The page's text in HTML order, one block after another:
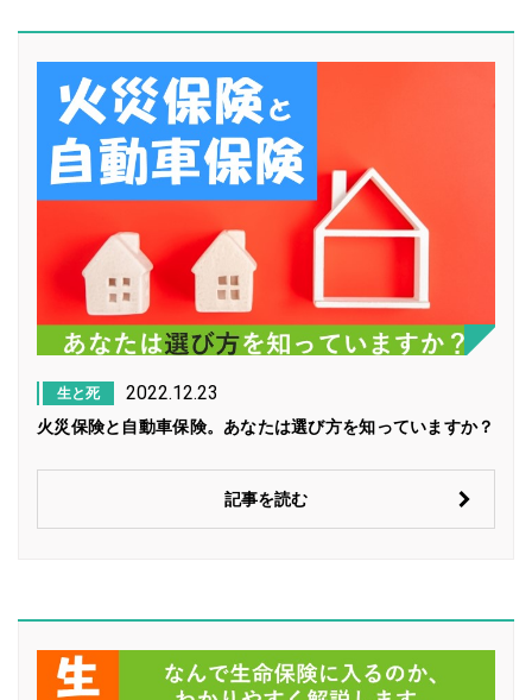
生と死 2022.12.23
火災保険と自動車保険。あなたは選び方を知っていますか？
記事を読む